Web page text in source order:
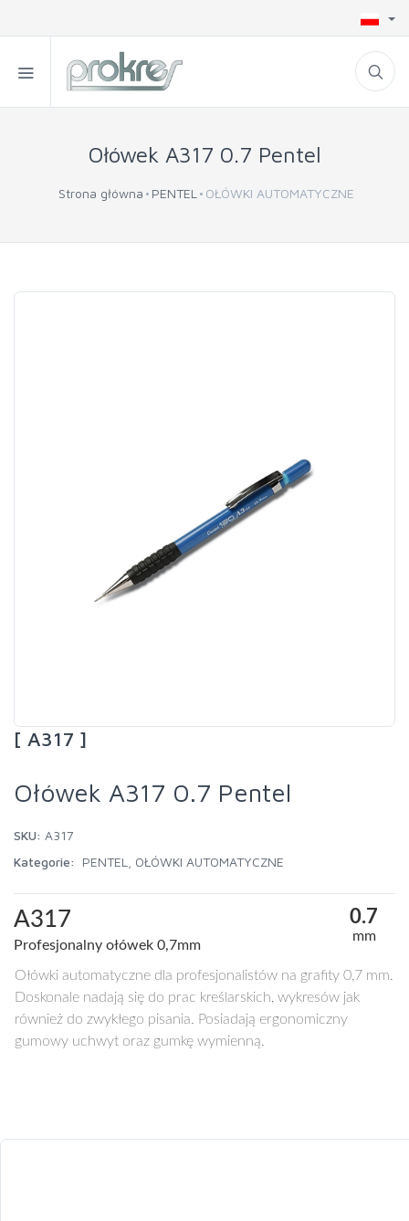
Ołówek A317 0.7 Pentel
Strona główna PENTEL OŁÓWKI AUTOMATYCZNE
[ A317 ]
Ołówek A317 0.7 Pentel
SKU: A317
Kategorie:
PENTEL OŁÓWKI AUTOMATYCZNE
A317
Profesjonalny ołówek 0,7mm
0.7
mm
Ołówki automatyczne dla profesjonalistów na grafity 0,7 mm.
Doskonale nadają się do prac kreślarskich, wykresów jak
również do zwykłego pisania. Posiadają ergonomiczny
gumowy uchwyt oraz gumkę wymienną.